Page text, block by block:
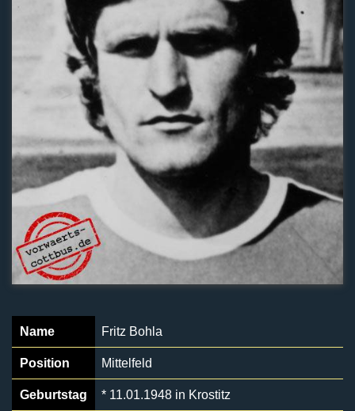
Name Fritz Bohla
Position Mittelfeld
Geburtstag * 11.01.1948 in Krostitz